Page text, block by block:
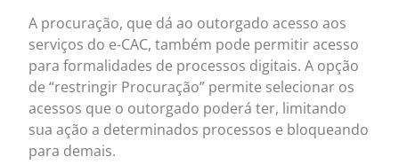
A procuração, que dá ao outorgado acesso aos
serviços do e-CAC, também pode permitir acesso
para formalidades de processos digitais. A opção
de “restringir Procuração” permite selecionar os
acessos que o outorgado poderá ter, limitando
sua ação a determinados processos e bloqueando
para demais.